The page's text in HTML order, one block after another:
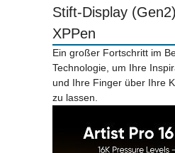
Stift-Display
XPPen
Ein großer Fortschritt im
Technologie, um Ihre
und Ihre Finger über Ihre
zu lassen.